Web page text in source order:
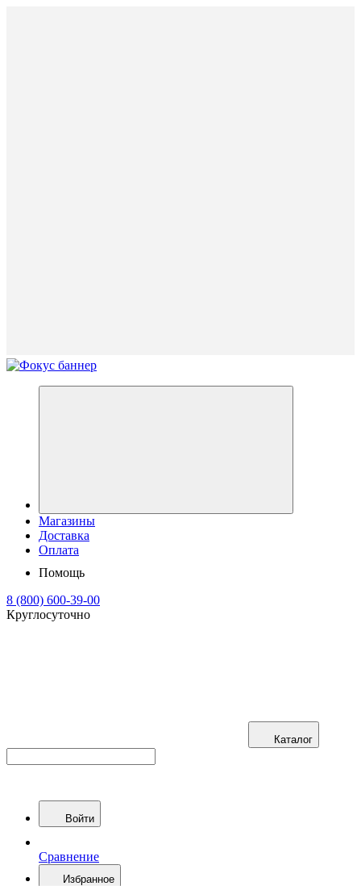
Магазины
Доставка
Оплата
Помощь
8 (800) 600-39-00
Круглосуточно
Каталог
Войти
Сравнение
Избранное